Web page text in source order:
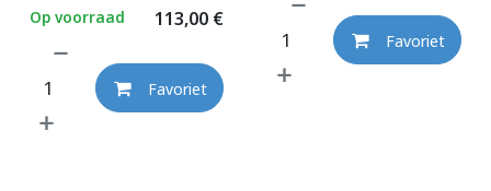
113,00€
Op voorraad
Favoriet
Favoriet